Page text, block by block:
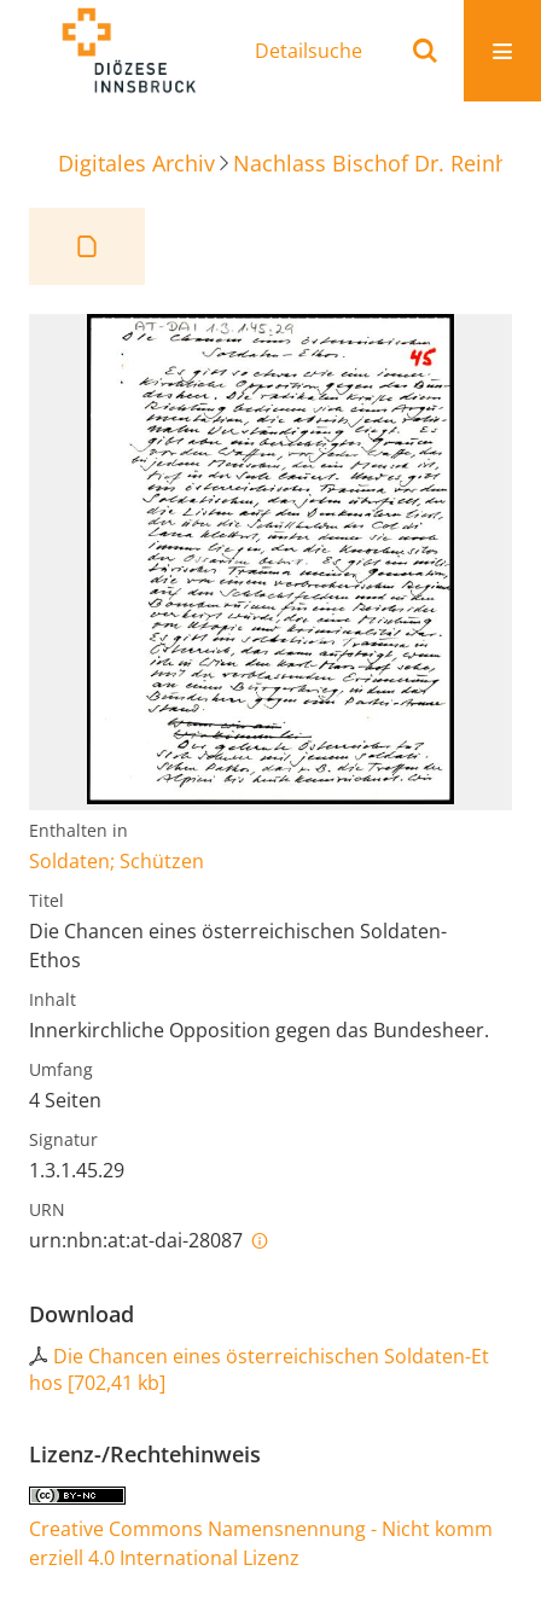
Detailsuche
Digitales Archiv Nachlass Bischof Dr.
Enthalten in
Soldaten; Schützen
Titel
Die Chancen eines österreichischen Soldaten-
Ethos
Inhalt
Innerkirchliche Opposition gegen das Bundesheer.
Umfang
4 Seiten
Signatur
1.3.1.45.29
URN
urn:nbn:at:at-dai-28087
Download
Die Chancen eines österreichischen Soldaten-Et
hos [702,41 kb]
Lizenz-/Rechtehinweis
Creative Commons Namensnennung - Nicht komm
erziell 4.0 International Lizenz